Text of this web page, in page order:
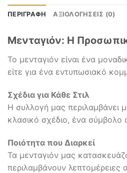
ΠΕΡΙΓΡΑΦΉ ΑΞΙΟΛΟΓΉΣΕΙΣ (0)
Μενταγιόν: Η
Το μενταγιόν είναι ένα
είτε για ένα εντυπωσιακό
Σχέδια για Κάθε Στιλ
Η συλλογή μας περιλαμβάνει
κλασικό σχέδιο, ένα
Ποιότητα που Διαρκεί
Τα μενταγιόν μας
περιλαμβάνουν λεπτομέρειες